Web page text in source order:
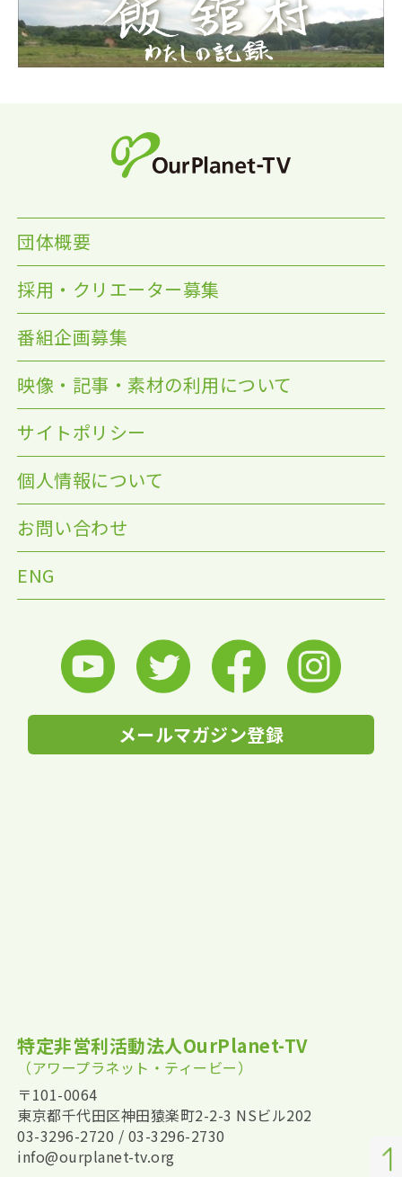
団体概要
採用・クリエーター募集
番組企画募集
映像・記事・素材の利用について
サイトポリシー
個人情報について
お問い合わせ
ENG
メールマガジン登録
特定非営利活動法人OurPlanet-TV
（アワープラネット・ティービー）
〒101-0064
東京都千代田区神田猿楽町2-2-3 NSビル202
03-3296-2720 / 03-3296-2730
info@ourplanet-tv.org